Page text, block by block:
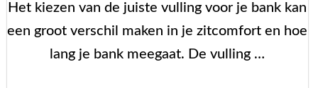
Het kiezen van de juiste vulling voor je bank kan
een groot verschil maken in je zitcomfort en hoe
lang je bank meegaat. De vulling …